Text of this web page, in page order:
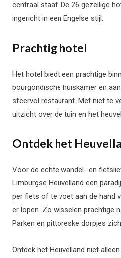
centraal staat. De 26 gezellige
ingericht in een Engelse stijl.
Prachtig hotel
Het hotel biedt een prachtige
bourgondische huiskamer en
sfeervol restaurant. Met niet te
uitzicht over de tuin en het
Ontdek het
Voor de echte wandel- en
Limburgse Heuvelland een
per fiets of te voet aan de hand
er lopen. Zo wisselen prachtige
Parken en pittoreske dorpjes
Ontdek het Heuvelland niet